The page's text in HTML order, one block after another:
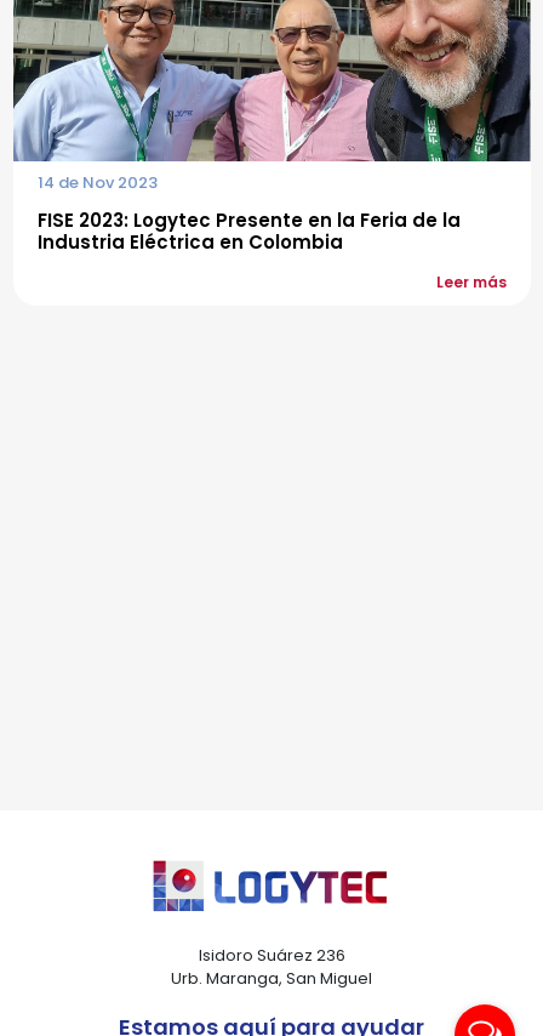
14 de Nov 2023
FISE 2023: Logytec Presente en la Feria de la
Industria Eléctrica en Colombia
Leer más
Isidoro Suárez 236
Urb. Maranga, San Miguel
Estamos aquí para ayudar